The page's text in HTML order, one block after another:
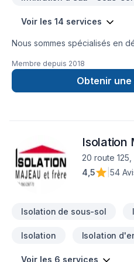
Voir les 14 services
Nous sommes spécialisés en
l'isolation. Nous couvrons
Estrie, Centre du Québec,
Lanaudière mais aussi, sur
agents immobiliers. Nous
évaluer sur place vos projets
communiquer avec nous pour
Membre depuis 2018
Obtenir
Isolation
20 route
4,5
54
Isolation de sous-sol
Isolation Isolation
Voir les 6 services